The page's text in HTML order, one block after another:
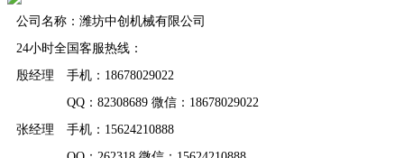
公司名称：潍坊中创机械有限公司
24小时全国客服热线：
殷经理 手机：18678029022
QQ：82308689 微信：18678029022
张经理 手机：15624210888